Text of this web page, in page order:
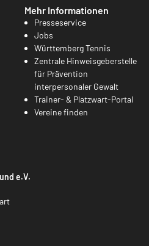
Mehr Informationen
Presseservice
Jobs
Württemberg Tennis
Zentrale Hinweisgeberstelle
für Prävention
interpersonaler Gewalt
Trainer- & Platzwart-Portal
Vereine finden
e.V.